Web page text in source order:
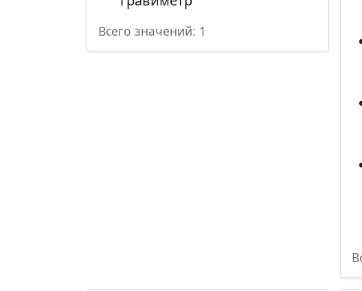
Всего значений: 1